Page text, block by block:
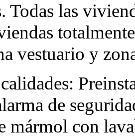
Todas las
vestuario y
de
mármol con